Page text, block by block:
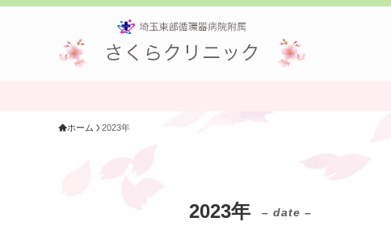
ホーム 2023年
2023年 – date –